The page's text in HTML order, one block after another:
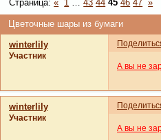
Цветочные шары из бумаги
Страница:« 1 … 43 44 45 46 47 »
winterlily
Участник
А вы не
winterlily
Участник
А вы не